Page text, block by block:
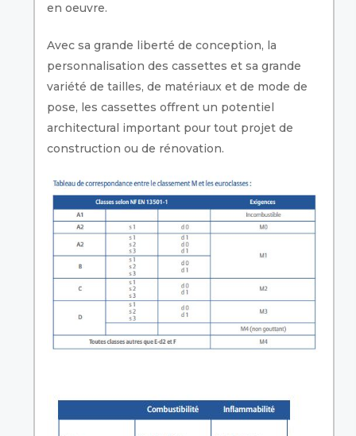
en oeuvre.
Avec sa grande liberté de conception, la
personnalisation des cassettes et sa grande
variété de tailles, de matériaux et de mode de
pose, les cassettes offrent un potentiel
architectural important pour tout projet de
construction ou de rénovation.